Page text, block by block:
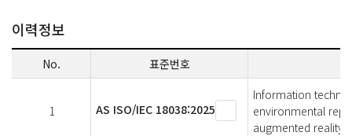
이력정보
No. 표준번호
1 AS ISO/IEC 18038:2025
Information
environmental
augmented reality